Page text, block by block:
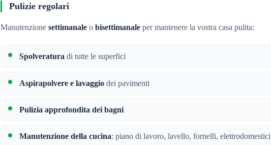
Pulizie regolari
Manutenzione settimanale o bisettimanale per mantenere la vostra casa pulita:
Spolveratura di tutte le superfici
Aspirapolvere e lavaggio dei pavimenti
Pulizia approfondita dei bagni
Manutenzione della cucina: piano di lavoro, lavello, fornelli, elettrodomestici